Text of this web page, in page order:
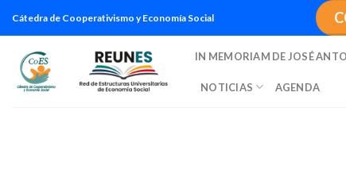
contenido
Cátedra de Cooperativismo y Economía Social
IN MEMORIAM DE JOSÉ
NOTICIAS AGENDA